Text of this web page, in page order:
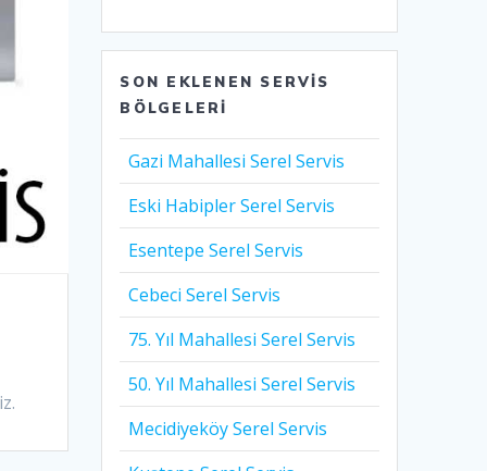
SON EKLENEN SERVIS
BÖLGELERI
Gazi Mahallesi Serel Servis
Eski Habipler Serel Servis
Esentepe Serel Servis
Cebeci Serel Servis
75. Yıl Mahallesi Serel Servis
50. Yıl Mahallesi Serel Servis
Mecidiyeköy Serel Servis